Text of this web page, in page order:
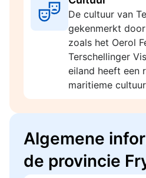
De cultuur van
gekenmerkt
zoals het Oerol
Terschellinger
eiland heeft een
maritieme
Algemene
de provincie